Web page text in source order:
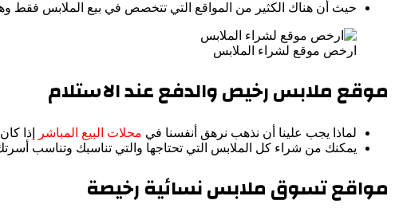
حيث أن هناك الكثير من المواقع التي تتخصص في بيع الملابس فقط
ارخص موقع لشراء الملابس
موقع ملابس رخيص والدفع عند الاستلام
لماذا يجب علينا أن نذهب نرهق أنفسنا في محلات البيع المباشر
إذا
يمكنك من شراء كل الملابس التي تحتاجها والتي تناسبك وتناسب
مواقع تسوق ملابس نسائية رخيصة